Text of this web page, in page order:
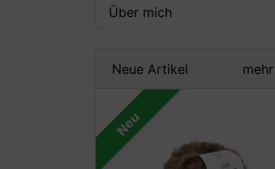
Über mich
Neue Artikel mehr
Neu